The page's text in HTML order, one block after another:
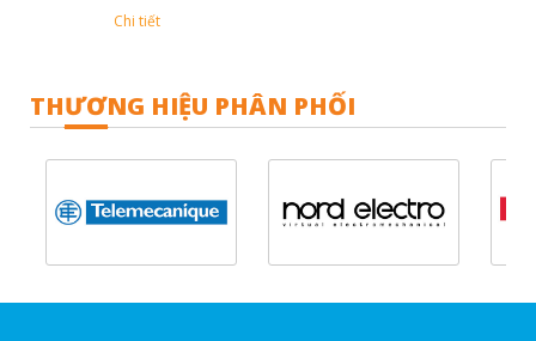
Chi tiết
THƯƠNG HIỆU PHÂN PHỐI